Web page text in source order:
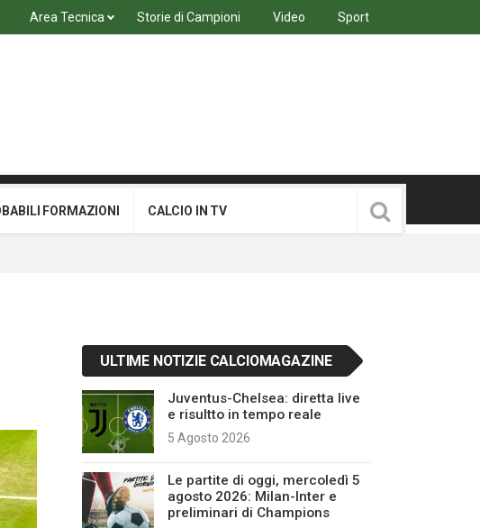
Area Tecnica Storie di Campioni Video Sport
FORMAZIONI CALCIO IN TV
ULTIME NOTIZIE CALCIOMAGAZINE
Juventus-Chelsea: diretta live
e risultto in tempo reale
5 Agosto 2026
Le partite di oggi, mercoledì 5
agosto 2026: Milan-Inter e
preliminari di Champions